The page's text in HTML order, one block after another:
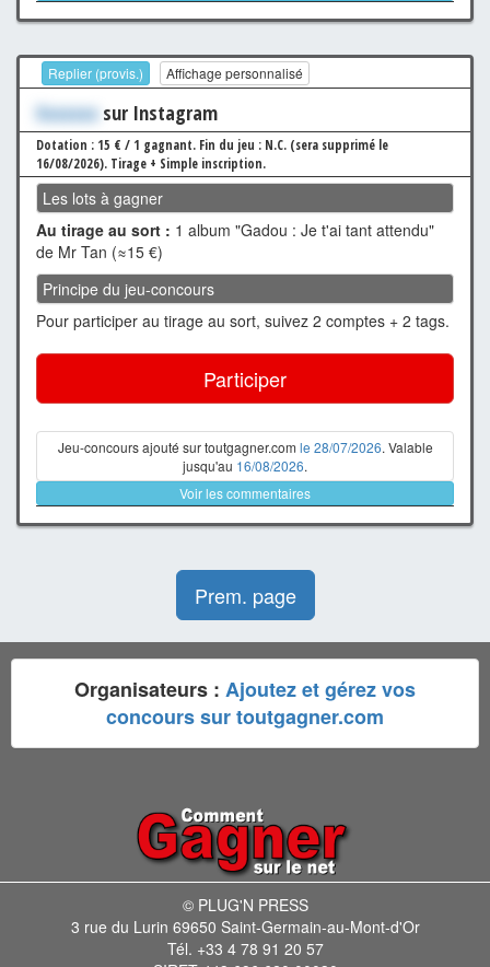
Replier (provis.) Affichage personnalisé
Xxxxxxx sur Instagram
Dotation : 15 € / 1 gagnant. Fin du jeu : N.C. (sera supprimé le
16/08/2026). Tirage + Simple inscription.
Les lots à gagner
Au tirage au sort : 1 album "Gadou : Je t'ai tant attendu"
de Mr Tan (≈15 €)
Principe du jeu-concours
Pour participer au tirage au sort, suivez 2 comptes + 2 tags.
Participer
Jeu-concours ajouté sur toutgagner.com le 28/07/2026. Valable
jusqu'au 16/08/2026.
Voir les commentaires
Prem. page
Organisateurs : Ajoutez et gérez vos
concours sur toutgagner.com
© PLUG'N PRESS
3 rue du Lurin 69650 Saint-Germain-au-Mont-d'Or
Tél. +33 4 78 91 20 57